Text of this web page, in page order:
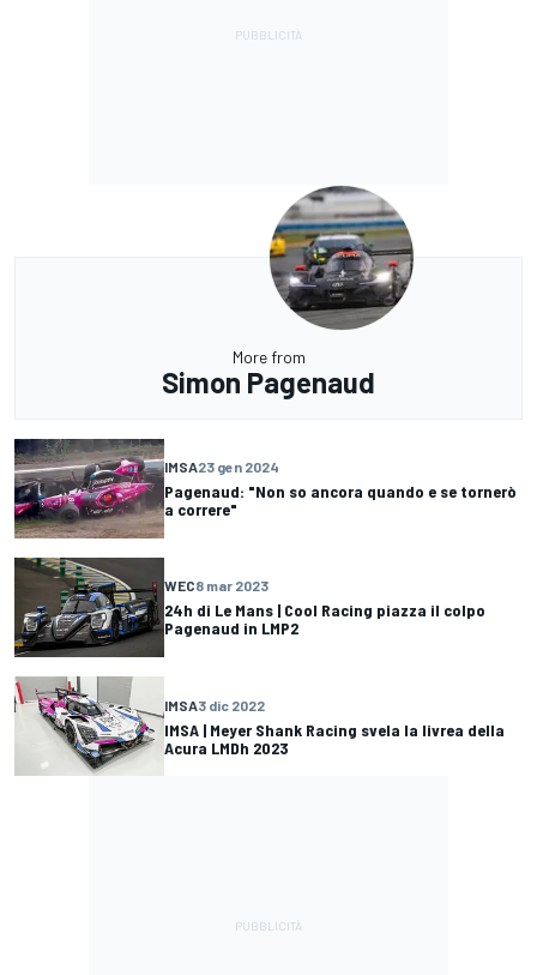
More from
Simon Pagenaud
IMSA23 gen 2024
Pagenaud: "Non so ancora quando e se tornerò
a correre"
WEC8 mar 2023
24h di Le Mans | Cool Racing piazza il colpo
Pagenaud in LMP2
IMSA3 dic 2022
IMSA | Meyer Shank Racing svela la livrea della
Acura LMDh 2023